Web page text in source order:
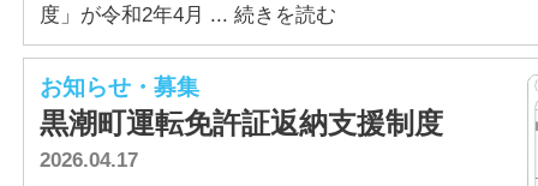
度」が令和2年4月 ... 続きを読む
お知らせ・募集
黒潮町運転免許証返納支援制度
2026.04.17